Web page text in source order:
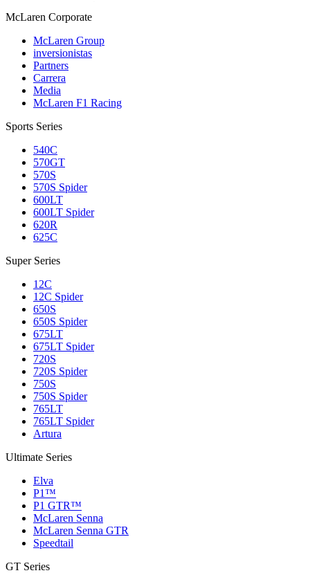
McLaren Corporate
McLaren Group
inversionistas
Partners
Carrera
Media
McLaren F1 Racing
Sports Series
540C
570GT
570S
570S Spider
600LT
600LT Spider
620R
625C
Super Series
12C
12C Spider
650S
650S Spider
675LT
675LT Spider
720S
720S Spider
750S
750S Spider
765LT
765LT Spider
Artura
Ultimate Series
Elva
P1™
P1 GTR™
McLaren Senna
McLaren Senna GTR
Speedtail
GT Series